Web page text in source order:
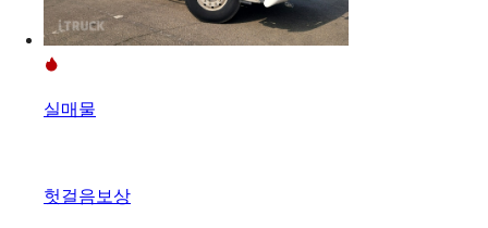
실매물
헛걸음보상